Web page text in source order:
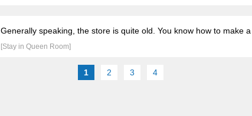
Generally speaking, the store is quite old. You know how to make a
[Stay in Queen Room]
1 2 3 4